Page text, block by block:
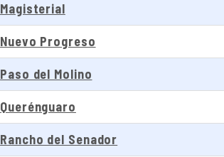
Magisterial
Nuevo Progreso
Paso del Molino
Querénguaro
Rancho del Senador